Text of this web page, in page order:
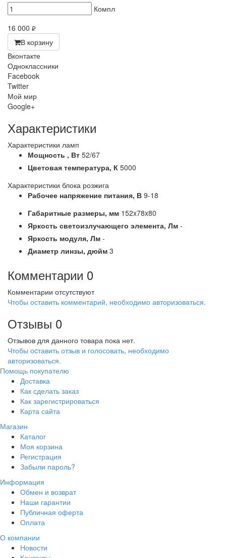
Компл
16 000 руб.
В корзину
Вконтакте
Одноклассники
Facebook
Twitter
Мой мир
Google+
Характеристики
Характеристики ламп
Мощность , Вт 52/67
Цветовая температура, К 5000
Характеристики блока розжига
Рабочее напряжение питания, В 9-18
Габаритные размеры, мм 152x78x80
Яркость светоизлучающего элемента, Лм -
Яркость модуля, Лм -
Диаметр линзы, дюйм 3
Комментарии 0
Комментарии отсутствуют
Чтобы оставить комментарий, необходимо авторизоваться.
Отзывы 0
Отзывов для данного товара пока нет.
Чтобы оcтавить отзыв и голосовать, необходимо
авторизоваться.
Помощь покупателю
Доставка
Как сделать заказ
Как зарегистрироваться
Карта сайта
Магазин
Каталог
Моя корзина
Регистрация
Забыли пароль?
Информация
Обмен и возврат
Наши гарантии
Публичная оферта
Оплата
О компании
Новости